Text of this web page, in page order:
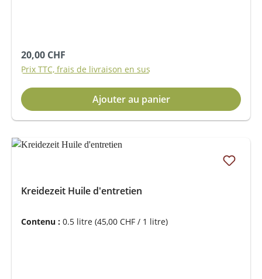
Prix régulier :
20,00 CHF
Prix TTC, frais de livraison en sus
Ajouter au panier
Kreidezeit Huile d'entretien
Contenu : 0.5 litre (45,00 CHF / 1 litre)